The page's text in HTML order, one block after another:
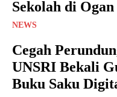
Sekolah di
NEWS
Cegah
UNSRI Bekali
Buku Saku